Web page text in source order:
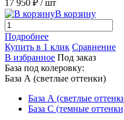
17 950 ₽ / шт
В корзину
Подробнее
Купить в 1 клик Сравнение
В избранное Под заказ
База под колеровку:
База А (светлые оттенки)
База А (светлые
База С (темные